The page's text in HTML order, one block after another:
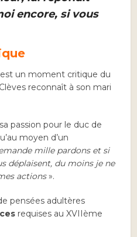
encore, si vous
un moment critique du
reconnaît à son mari
passion pour le duc de
moyen d’un
mille pardons et si
déplaisent, du moins je ne
actions».
pensées adultères
requises au XVIIème